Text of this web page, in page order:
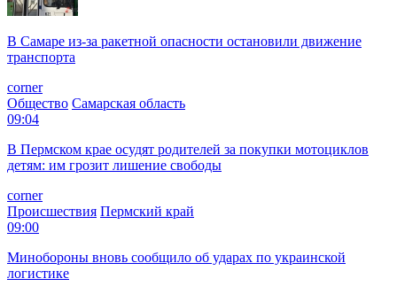
В Самаре из-за ракетной опасности остановили движение
транспорта
corner
Общество Самарская область
09:04
В Пермском крае осудят родителей за покупки мотоциклов
детям: им грозит лишение свободы
corner
Происшествия Пермский край
09:00
Минобороны вновь сообщило об ударах по украинской
логистике